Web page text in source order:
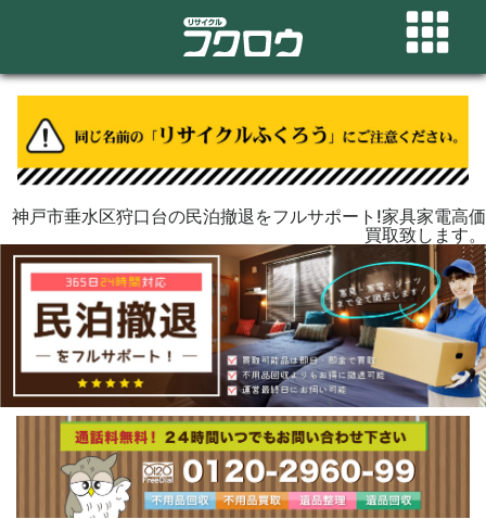
神戸市垂水区狩口台の民泊撤退をフルサポート!家具家電高価
買取致します。